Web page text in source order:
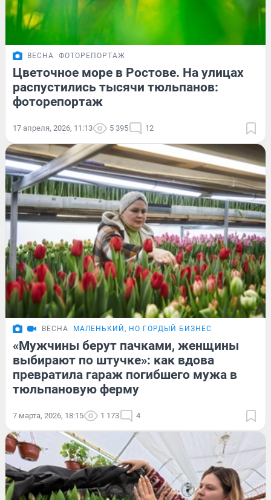
ВЕСНА ФОТОРЕПОРТАЖ
Цветочное море в Ростове. На улицах
распустились тысячи тюльпанов:
фоторепортаж
17 апреля, 2026, 11:13 5 395 12
ВЕСНА МАЛЕНЬКИЙ, НО ГОРДЫЙ БИЗНЕС
«Мужчины берут пачками, женщины
выбирают по штучке»: как вдова
превратила гараж погибшего мужа в
тюльпановую ферму
7 марта, 2026, 18:15 1 173 4